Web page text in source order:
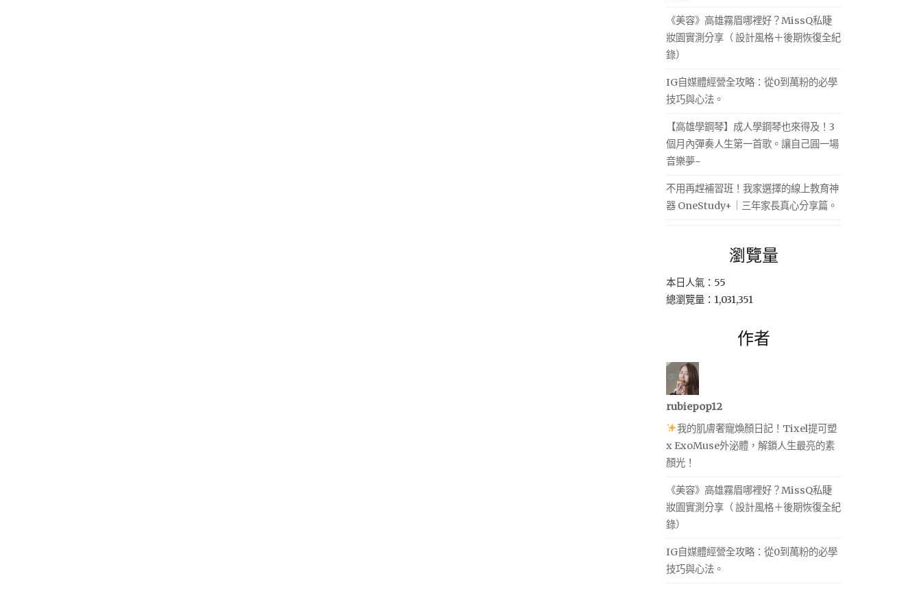
《美容》高雄霧眉哪裡好？MissQ私睫
妝園實測分享（ 設計風格＋後期恢復全紀
錄）
IG自媒體經營全攻略：從0到萬粉的必學
技巧與心法。
【高雄學鋼琴】成人學鋼琴也來得及！3
個月內彈奏人生第一首歌。讓自己圓一場
音樂夢~
不用再趕補習班！我家選擇的線上教育神
器 OneStudy+｜三年家長真心分享篇。
瀏覽量
本日人氣：55
總瀏覽量：1,031,351
作者
rubiepop12
我的肌膚奢寵煥顏日記！Tixel提可塑
x ExoMuse外泌體，解鎖人生最亮的素
顏光！
《美容》高雄霧眉哪裡好？MissQ私睫
妝園實測分享（ 設計風格＋後期恢復全紀
錄）
IG自媒體經營全攻略：從0到萬粉的必學
技巧與心法。